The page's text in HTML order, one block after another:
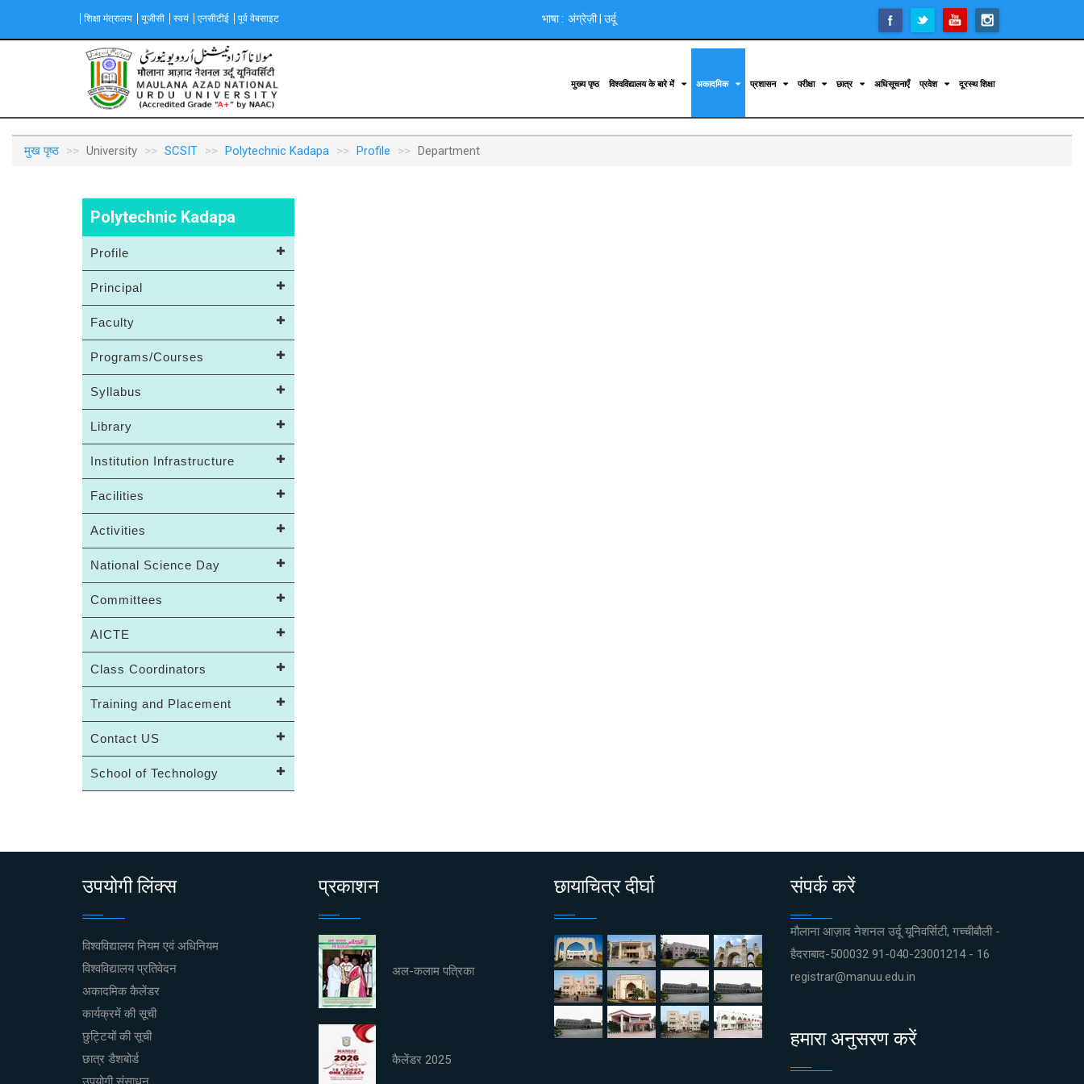
main
शिक्षा मंत्रालय यूजीसी स्वयं एनसीटीई पूर्व वेबसाइट भाषा : अंग्रेज़ी उर्दू
Main
navigation
मुख्य पृष्ठ विश्वविद्यालय के बारे में अकादमिक प्रशासन परीक्षा छात्र अधिसूचनाएँ प्रवेश दूरस्थ शिक्षा
मुख पृष्ठ University SCSIT Polytechnic Kadapa Profile Department
Polytechnic Kadapa
Profile
Principal
Faculty
Programs/Courses
Syllabus
Library
Institution Infrastructure
Facilities
Activities
National Science Day
Committees
AICTE
Class Coordinators
Training and Placement
Contact US
School of Technology
उपयोगी लिंक्स
विश्वविद्यालय नियम एवं अधिनियम
विश्वविद्यालय प्रतिवेदन
अकादमिक कैलेंडर
कार्यक्रमें की सूची
छुट्टियों की सूची
छात्र डैशबोर्ड
प्रकाशन
अल-कलाम पत्रिका
कैलेंडर 2025
छायाचित्र दीर्घा संपर्क करें
मौलाना आज़ाद नेशनल उर्दू यूनिवर्सिटी, गच्चीबौली -
हैदराबाद-500032 91-040-23001214 - 16
registrar@manuu.edu.in
हमारा अनुसरण करें